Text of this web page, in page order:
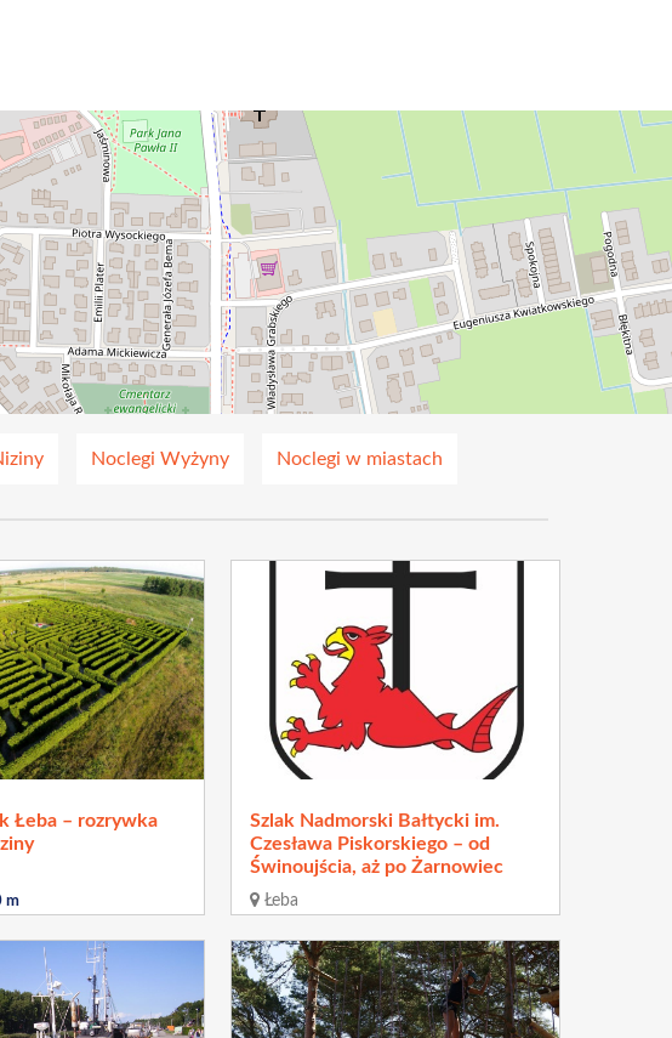
Noclegi Wyżyny Noclegi w miastach
Łeba – rozrywka
m
Szlak Nadmorski Bałtycki im.
Czesława Piskorskiego – od
Świnoujścia, aż po Żarnowiec
Łeba